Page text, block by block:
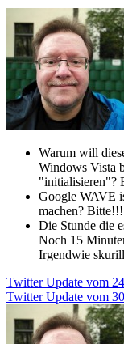
Warum will
Windows Vista
"initialisieren"?
Google WAVE
machen? Bitte!!!
Die Stunde die
Noch 15
Irgendwie
Twitter Update vom
Twitter Update vom